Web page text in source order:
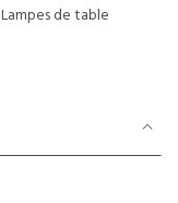
Lampes de table